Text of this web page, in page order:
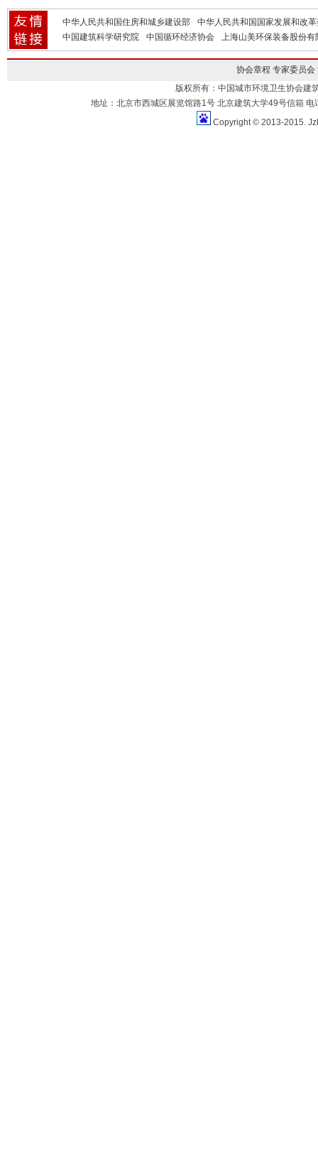
中华人民共和国住房和城乡建设部
中华人民共和国国家发展和改
中国建筑科学研究院
中国循环经济协会 上海山美环保装备股份有
协会章程 专家委员会
版权所有：中国城市环境卫生协会建
地址：北京市西城区展览馆路1号 北京建筑大学49号信箱
Copyright © 2013-2015.